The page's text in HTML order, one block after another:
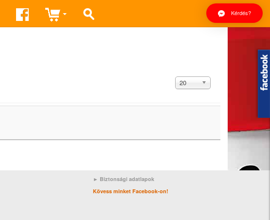
Kérdés?
Tételek
#
20
► Biztonsági adatlapok
Kövess minket Facebook-on!